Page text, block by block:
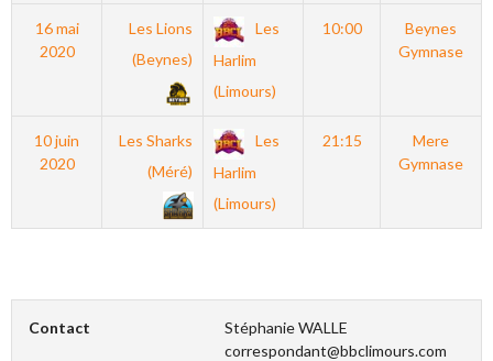
16 mai
2020
Les Lions
(Beynes)
Les
Harlim
(Limours)
10:00
Beynes
Gymnase
10 juin
2020
Les Sharks
(Méré)
Les
Harlim
(Limours)
21:15
Mere
Gymnase
Contact
Stéphanie WALLE
correspondant@bbclimours.com